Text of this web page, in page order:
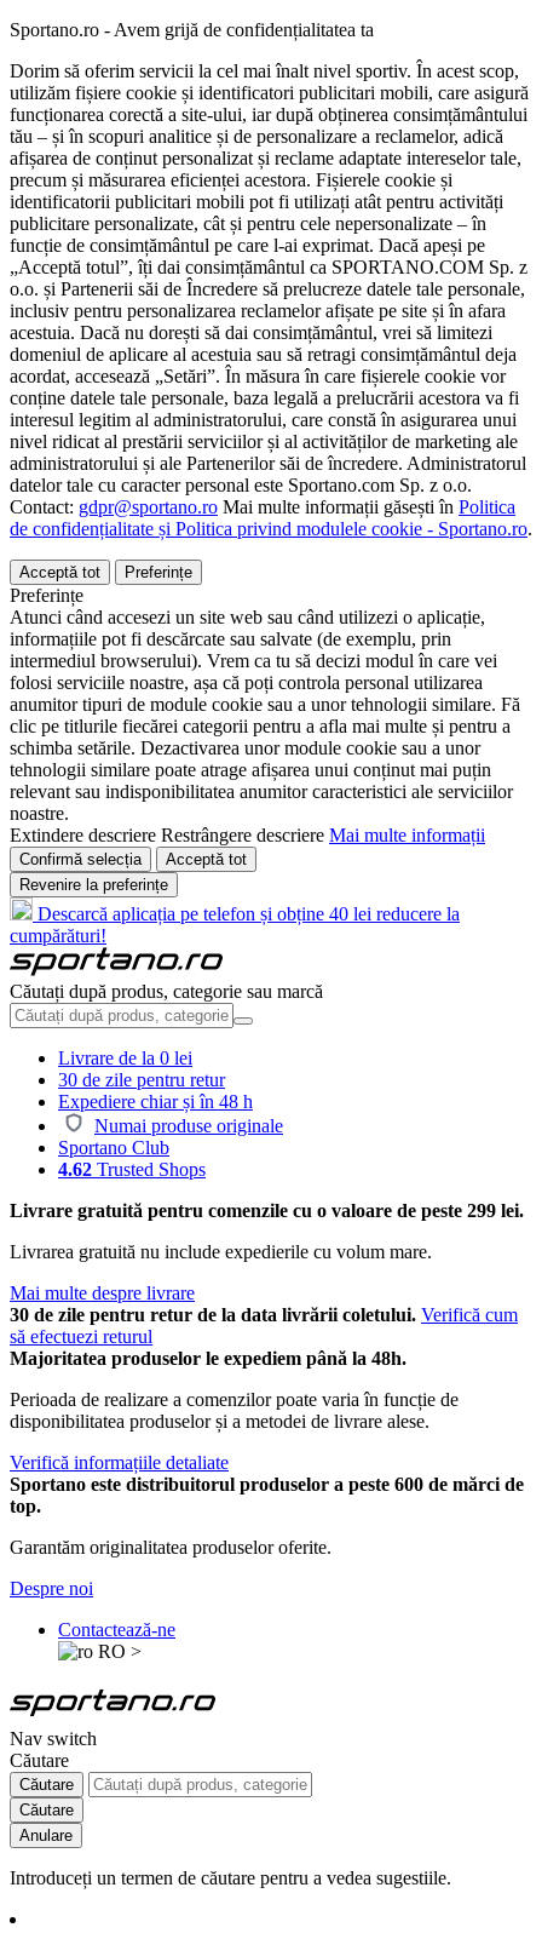
Sportano.ro - Avem grijă de confidențialitatea ta
Dorim să oferim servicii la cel mai înalt nivel sportiv. În acest scop,
utilizăm fișiere cookie și identificatori publicitari mobili, care asigură
funcționarea corectă a site-ului, iar după obținerea consimțământului
tău – și în scopuri analitice și de personalizare a reclamelor, adică
afișarea de conținut personalizat și reclame adaptate intereselor tale,
precum și măsurarea eficienței acestora. Fișierele cookie și
identificatorii publicitari mobili pot fi utilizați atât pentru activități
publicitare personalizate, cât și pentru cele nepersonalizate – în
funcție de consimțământul pe care l-ai exprimat. Dacă apeși pe
„Acceptă totul”, îți dai consimțământul ca SPORTANO.COM Sp. z
o.o. și Partenerii săi de Încredere să prelucreze datele tale personale,
inclusiv pentru personalizarea reclamelor afișate pe site și în afara
acestuia. Dacă nu dorești să dai consimțământul, vrei să limitezi
domeniul de aplicare al acestuia sau să retragi consimțământul deja
acordat, accesează „Setări”. În măsura în care fișierele cookie vor
conține datele tale personale, baza legală a prelucrării acestora va fi
interesul legitim al administratorului, care constă în asigurarea unui
nivel ridicat al prestării serviciilor și al activităților de marketing ale
administratorului și ale Partenerilor săi de încredere. Administratorul
datelor tale cu caracter personal este Sportano.com Sp. z o.o.
Contact: gdpr@sportano.ro Mai multe informații găsești în Politica
de confidențialitate și Politica privind modulele cookie - Sportano.ro.
Acceptă tot Preferințe
Preferințe
Atunci când accesezi un site web sau când utilizezi o aplicație,
informațiile pot fi descărcate sau salvate (de exemplu, prin
intermediul browserului). Vrem ca tu să decizi modul în care vei
folosi serviciile noastre, așa că poți controla personal utilizarea
anumitor tipuri de module cookie sau a unor tehnologii similare. Fă
clic pe titlurile fiecărei categorii pentru a afla mai multe și pentru a
schimba setările. Dezactivarea unor module cookie sau a unor
tehnologii similare poate atrage afișarea unui conținut mai puțin
relevant sau indisponibilitatea anumitor caracteristici ale serviciilor
noastre.
Extindere descriere Restrângere descriere Mai multe informații
Confirmă selecția
Acceptă tot
Revenire la preferințe
Descarcă aplicația pe telefon și obține 40 lei reducere la
cumpărături!
Căutați după produs, categorie sau marcă
Livrare de la 0 lei
30 de zile pentru retur
Expediere chiar și în 48 h
Numai produse originale
Sportano Club
4.62 Trusted Shops
Livrare gratuită pentru comenzile cu o valoare de peste 299 lei.
Livrarea gratuită nu include expedierile cu volum mare.
Mai multe despre livrare
30 de zile pentru retur de la data livrării coletului. Verifică cum
să efectuezi returul
Majoritatea produselor le expediem până la 48h.
Perioada de realizare a comenzilor poate varia în funcție de
disponibilitatea produselor și a metodei de livrare alese.
Verifică informațiile detaliate
Sportano este distribuitorul produselor a peste 600 de mărci de
top.
Garantăm originalitatea produselor oferite.
Despre noi
Contactează-ne
RO >
Nav switch
Căutare
Căutare
Căutare
Anulare
Introduceți un termen de căutare pentru a vedea sugestiile.